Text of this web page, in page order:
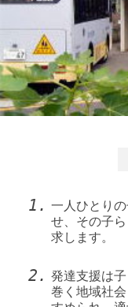
一人ひとり
せ、その子
求します。
発達支援は
巻く地域社